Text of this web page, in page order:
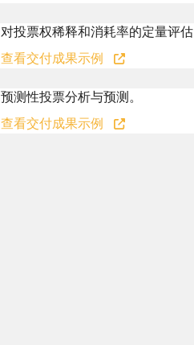
对投票权稀释和消耗率的定量评估
查看交付成果示例
预测性投票分析与预测。
查看交付成果示例